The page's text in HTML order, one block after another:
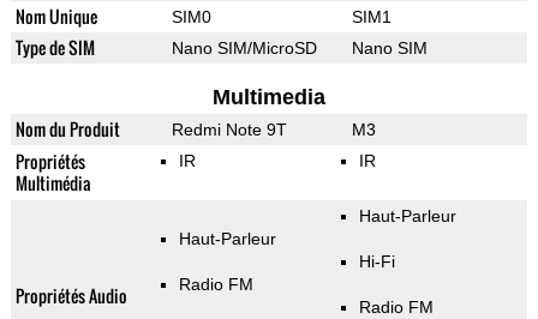
Nom Unique SIM0 SIM1
Type de SIM Nano SIM/MicroSD Nano SIM
Multimedia
Nom du Produit Redmi Note 9T M3
Propriétés
Multimédia
IR IR
Propriétés Audio
Haut-Parleur
Radio FM
Haut-Parleur
Hi-Fi
Radio FM